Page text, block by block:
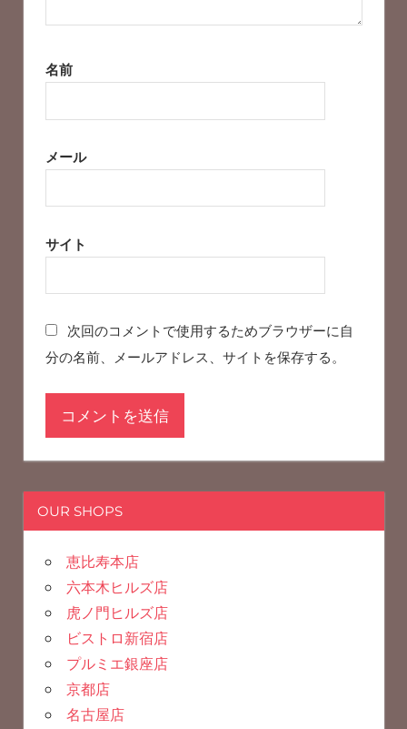
名前
メール
サイト
次回のコメントで使用するためブラウザーに自
分の名前、メールアドレス、サイトを保存する。
OUR SHOPS
恵比寿本店
六本木ヒルズ店
虎ノ門ヒルズ店
ビストロ新宿店
プルミエ銀座店
京都店
名古屋店